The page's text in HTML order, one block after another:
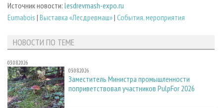
Источник новости: lesdrevmash-expo.ru
Eumabois | Выставка «Лесдревмаш»| События, мероприятия
НОВОСТИ ПО ТЕМЕ
03.08.2026
03.08.2026
Заместитель Министра промышленности
поприветствовал участников PulpFor 2026